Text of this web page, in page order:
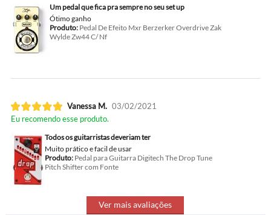
Um pedal que fica pra sempre no seu set up
Ótimo ganho
Produto:Pedal De Efeito Mxr Berzerker Overdrive Zak
Wylde Zw44 C/ Nf
Vanessa M. 03/02/2021
Eu recomendo esse produto.
Todos os guitarristas deveriam ter
Muito prático e facil de usar
Produto:Pedal para Guitarra Digitech The Drop Tune
Pitch Shifter com Fonte
Ver mais avaliações